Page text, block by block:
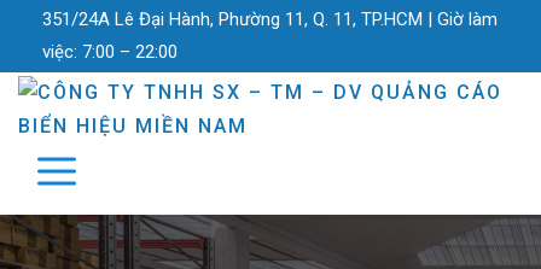
351/24A Lê Đại Hành, Phường 11, Q. 11, TP.HCM | Giờ làm
việc: 7:00 – 22:00